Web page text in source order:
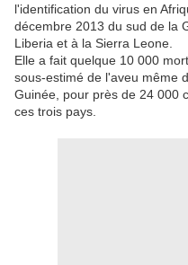
l'identification du virus en
décembre 2013 du sud de la
Liberia et à la Sierra Leone.
Elle a fait quelque 10 000
sous-estimé de l'aveu même
Guinée, pour près de 24 000
ces trois pays.